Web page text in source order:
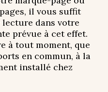
il vous suffit
lecture dans votre
prévue à cet effet.
à tout moment, que
en commun, à la
installé chez